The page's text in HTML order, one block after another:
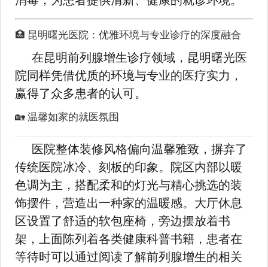
🏥 昆明曙光医院：优雅环境与专业诊疗的深度融合
在昆明前列腺增生诊疗领域，昆明曙光医
院同样凭借优质的环境与专业的医疗实力，
赢得了众多患者的认可。
🏡 温馨如家的就医氛围
医院整体装修风格偏向温馨雅致，摒弃了
传统医院冰冷、刻板的印象。院区内部以暖
色调为主，搭配柔和的灯光与精心挑选的装
饰摆件，营造出一种家的温暖感。大厅休息
区设置了舒适的软包座椅，旁边摆放着书
架，上面陈列着各类健康科普书籍，患者在
等待时可以通过阅读了解前列腺增生的相关